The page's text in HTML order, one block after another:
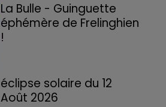
La Bulle - Guinguette
éphémère de Frelinghien
!
éclipse solaire du 12
Août 2026